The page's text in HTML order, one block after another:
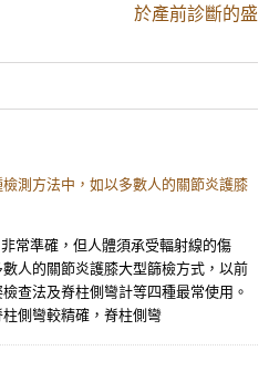
於產前診斷的盛
測方法中，如以多數人的關節炎護膝
常準確，但人體須承受輻射線的傷
人的關節炎護膝大型篩檢方式，以前
查法及脊柱側彎計等四種最常使用。
側彎較精確，脊柱側彎